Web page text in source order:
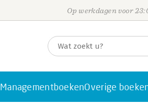
Op werkdagen voor
ManagementboekenOverige